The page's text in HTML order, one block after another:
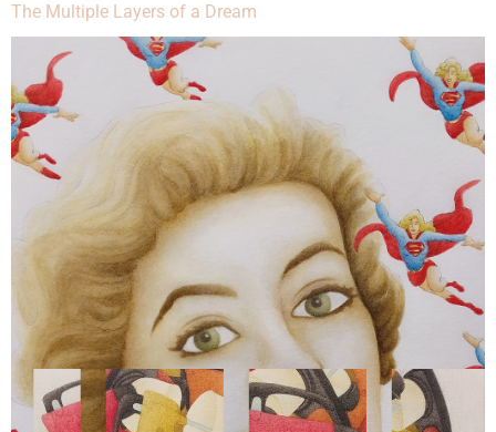
The Multiple Layers of a Dream